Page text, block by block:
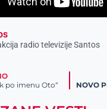
radio televizije Santos
po imenu Oto“